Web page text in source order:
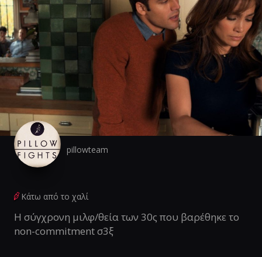
pillowteam
Κάτω από το χαλί
Η σύγχρονη μιλφ/θεία των 30ς που βαρέθηκε το
non-commitment σ3ξ